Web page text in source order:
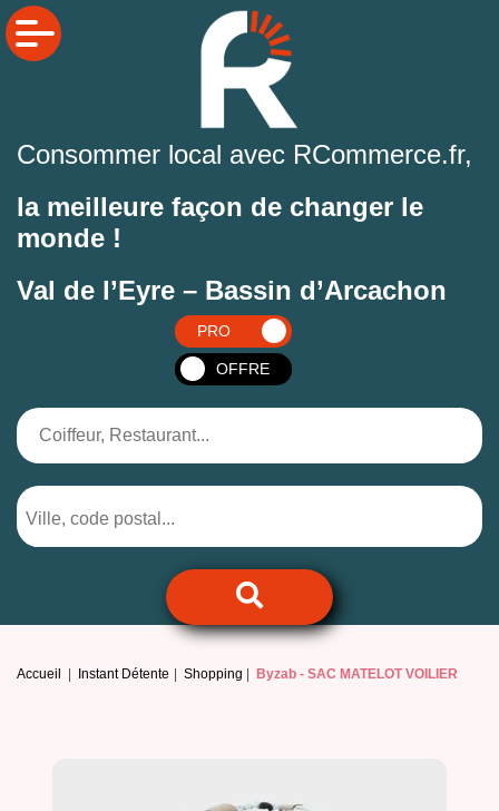
Consommer local avec RCommerce.fr,
la meilleure façon de changer le
monde !
Val de l’Eyre – Bassin d’Arcachon
PRO
OFFRE
Accueil Instant Détente Shopping Byzab -SAC MATELOT VOILIER